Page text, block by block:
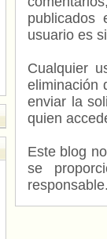
usuario es
Cualquier
eliminación
enviar la
quien
Este blog
se